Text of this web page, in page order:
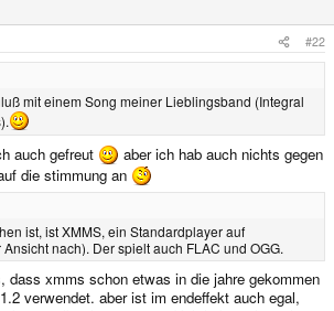
#22
mit einem Song meiner Lieblingsband (Integral
auch gefreut
aber ich hab auch nichts gegen
die stimmung an
ist, ist XMMS, ein Standardplayer auf
nach). Der spielt auch FLAC und OGG.
dass xmms schon etwas in die jahre gekommen
verwendet. aber ist im endeffekt auch egal,